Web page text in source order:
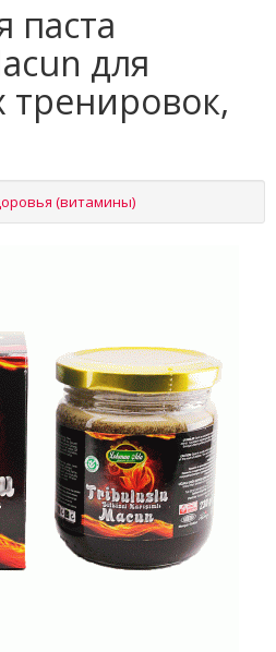
паста
для
тренировок,
(витамины)